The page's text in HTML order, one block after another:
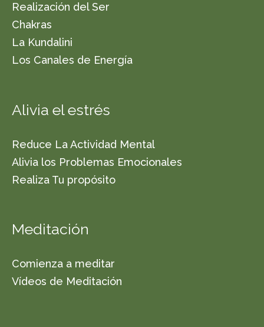
Realización del Ser
Chakras
La Kundalini
Los Canales de Energía
Alivia el estrés
Reduce La Actividad Mental
Alivia los Problemas Emocionales
Realiza Tu propósito
Meditación
Comienza a meditar
Vídeos de Meditación